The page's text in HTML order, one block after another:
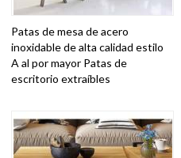
Patas de mesa de acero
inoxidable de alta calidad estilo
A al por mayor Patas de
escritorio extraíbles